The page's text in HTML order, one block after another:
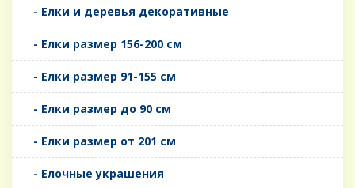
- Елки и деревья декоративные
- Елки размер 156-200 см
- Елки размер 91-155 см
- Елки размер до 90 см
- Елки размер от 201 см
- Елочные украшения